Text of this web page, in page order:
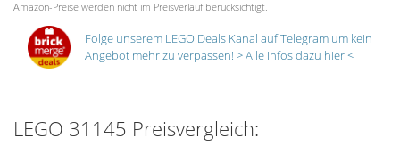
Amazon-Preise werden nicht im Preisverlauf berücksichtigt.
Folge unserem LEGO Deals Kanal auf Telegram um kein
Angebot mehr zu verpassen! > Alle Infos dazu hier <
LEGO 31145 Preisvergleich: